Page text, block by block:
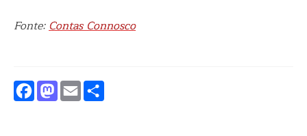
Fonte:Contas Connosco
Facebook
Mastodon
Email